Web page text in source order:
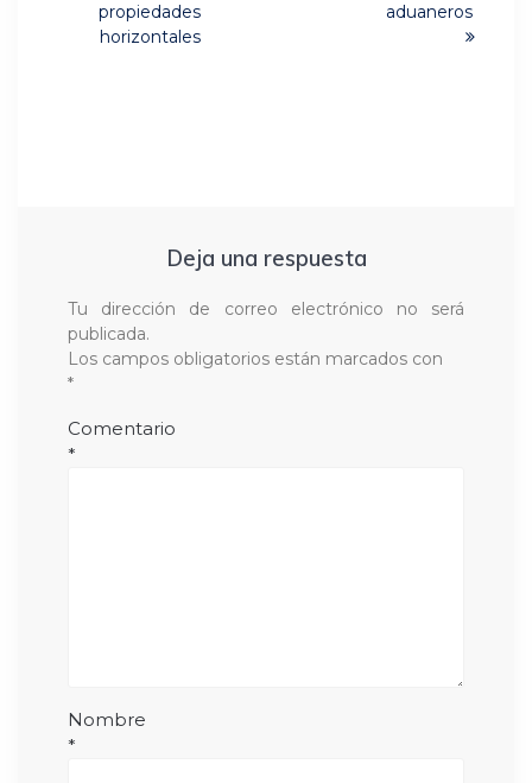
propiedades
horizontales
aduaneros
Deja una respuesta
Tu dirección de correo electrónico no será
publicada.
Los campos obligatorios están marcados con
*
Comentario
*
Nombre
*